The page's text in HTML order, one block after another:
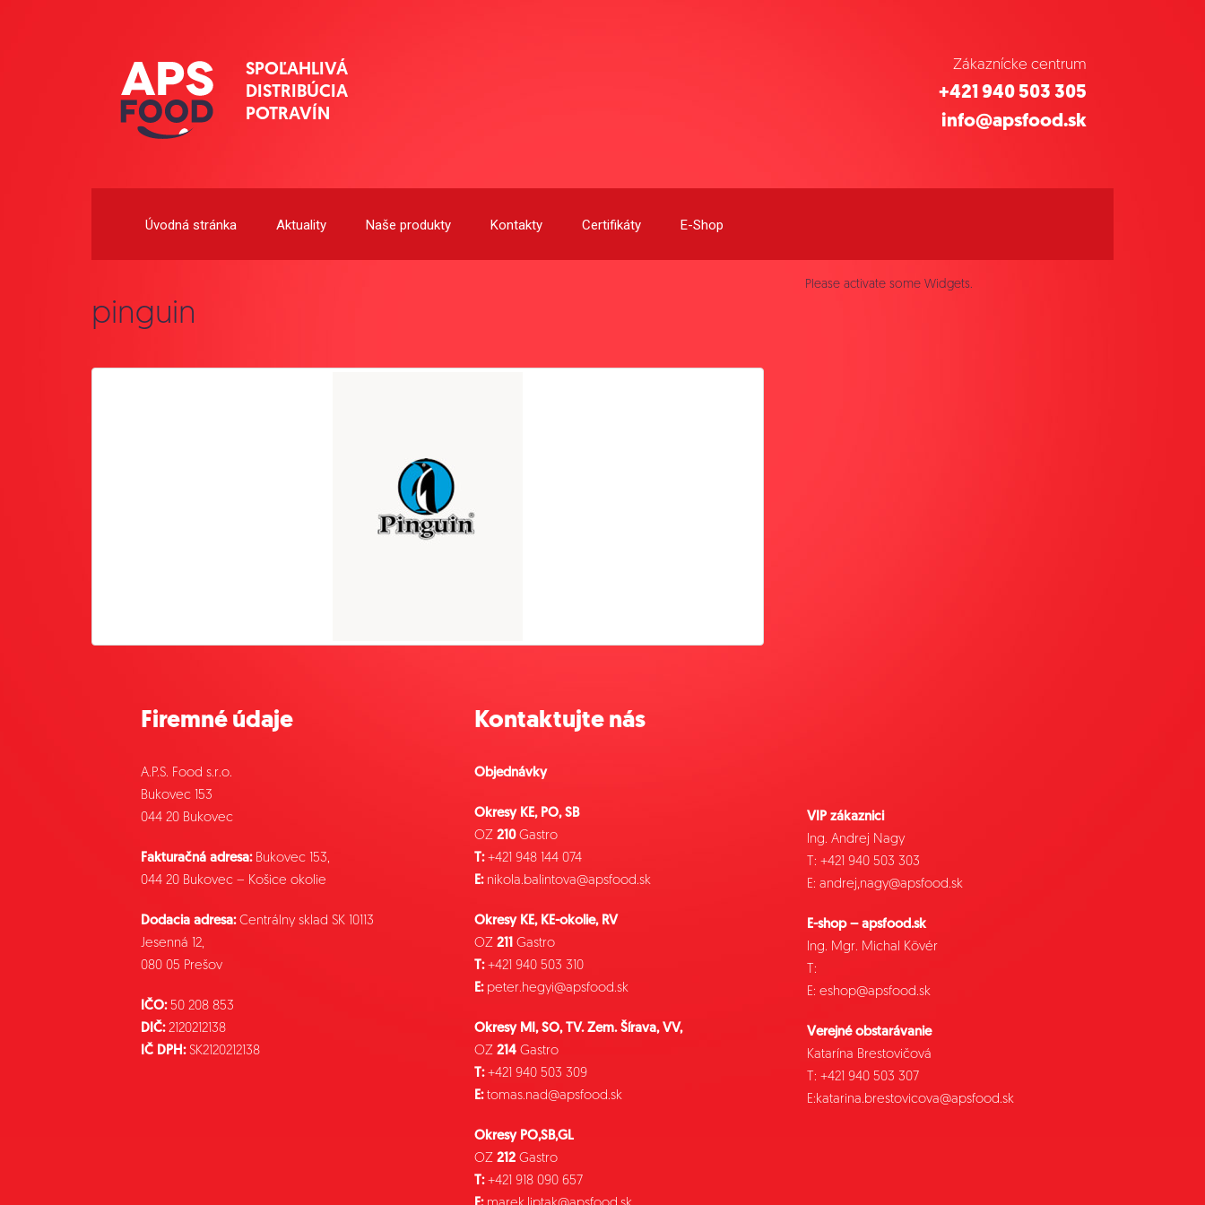
SPOĽAHLIVÁ
DISTRIBÚCIA
POTRAVÍN
Zákaznícke centrum
+421 940 503 305
info@apsfood.sk
Úvodná stránka Aktuality Naše produkty Kontakty Certifikáty E-Shop
pinguin
Please activate some Widgets.
Firemné údaje
A.P.S. Food s.r.o.
Bukovec 153
044 20 Bukovec
Fakturačná adresa:Bukovec 153,
044 20 Bukovec – Košice okolie
Dodacia adresa:Centrálny sklad SK 10113
Jesenná 12,
080 05 Prešov
IČO:50 208 853
DIČ:2120212138
IČ DPH:SK2120212138
Kontaktujte nás
Objednávky
Okresy KE, PO, SB
OZ 210Gastro
T: +421 948 144 074
E: nikola.balintova@apsfood.sk
Okresy KE, KE-okolie, RV
OZ 211Gastro
T:+421 940 503 310
E:peter.hegyi@apsfood.sk
Okresy MI, SO, TV. Zem. Šírava, VV,
OZ 214Gastro
T:+421 940 503 309
E:tomas.nad@apsfood.sk
Okresy PO,SB,GL
OZ 212Gastro
T: +421 918 090 657
VIP zákaznici
Ing. Andrej Nagy
T: +421 940 503 303
E: andrej,nagy@apsfood.sk
E-shop – apsfood.sk
Ing. Mgr. Michal Kövér
T:
E: eshop@apsfood.sk
Verejné obstarávanie
Katarína Brestovičová
T: +421 940 503 307
E:katarina.brestovicova@apsfood.sk